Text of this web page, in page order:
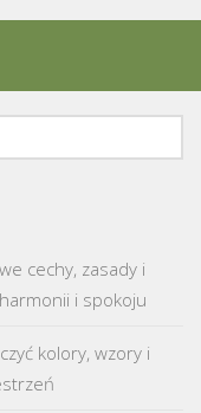
cechy, zasady i
i spokoju
kolory, wzory i